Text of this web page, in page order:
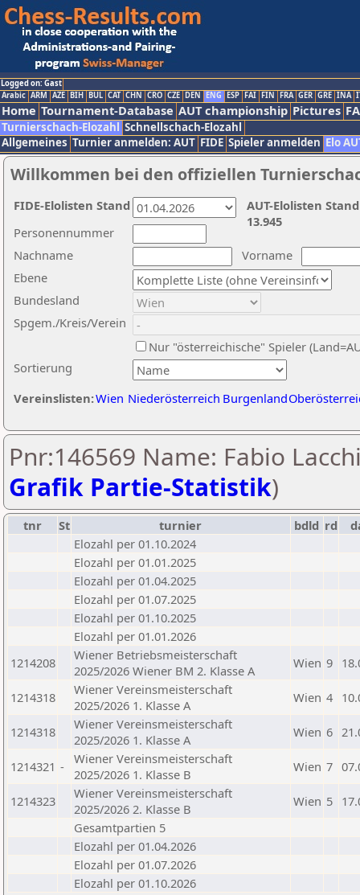
Logged on: Gast
Arabic ARM AZE BIH BUL CAT CHN CRO CZE DEN ENG ESP FAI FIN FRA GER GRE INA
Home Tournament-Database AUT championship Pictures
Turnierschach-Elozahl Schnellschach-Elozahl
Allgemeines Turnier anmelden: AUT FIDE Spieler anmelden Elo
Willkommen bei den offiziellen
Nachname
Vorname
Ebene
Sortierung
Personennummer
Bundesland
Spgem./Kreis/Verein
Nur "österreichische" Spieler
Vereinslisten:Wien Niederösterreich Burgenland
AUT-Elolisten
13.945
FIDE-Elolisten Stand
Pnr:146569 Name: Fabio
Grafik Partie-Statistik)
tnr St turnier bdld rd
Elozahl per 01.10.2024
Elozahl per 01.01.2025
Elozahl per 01.04.2025
Elozahl per 01.07.2025
Elozahl per 01.10.2025
Elozahl per 01.01.2026
1214208
Wiener Betriebsmeisterschaft
2025/2026 Wiener BM 2. Klasse A
Wien 9
1214318
Wiener Vereinsmeisterschaft
2025/2026 1. Klasse A
Wien 4
1214318
Wiener Vereinsmeisterschaft
2025/2026 1. Klasse A
Wien 6
1214321 -
Wiener Vereinsmeisterschaft
2025/2026 1. Klasse B
Wien 7
1214323
Wiener Vereinsmeisterschaft
2025/2026 2. Klasse B
Wien 5
Gesamtpartien 5
Elozahl per 01.04.2026
Elozahl per 01.07.2026
Elozahl per 01.10.2026